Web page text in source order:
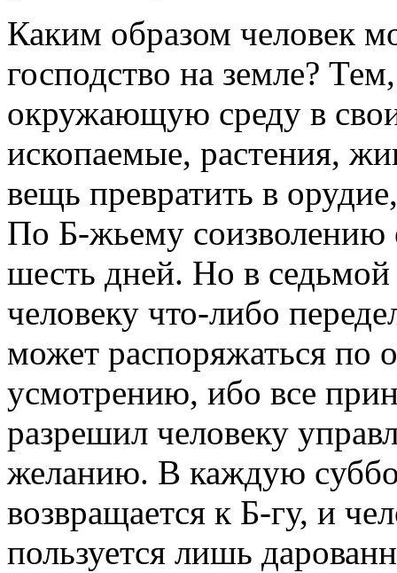
Каким образом человек
господство на земле?
окружающую среду в
ископаемые, растения,
вещь превратить в
По Б-жьему соизволению
шесть дней. Но в
человеку что-либо
может распоряжаться по
усмотрению, ибо все
разрешил человеку
желанию. В каждую
возвращается к Б-гу, и
пользуется лишь